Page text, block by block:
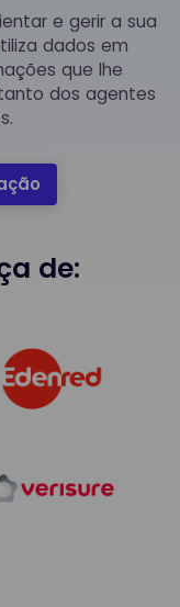
e gerir a sua
dados em
que lhe
dos agentes
de: